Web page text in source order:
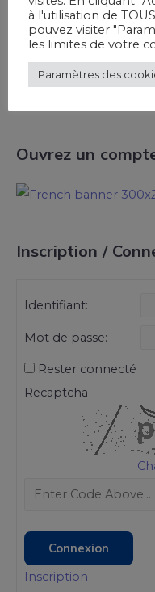
Ouvrez un
Inscription /
Identifiant:
Mot de passe:
Rester connecté
Recaptcha
Connexion
Inscription
à l'utilisation de
pouvez visiter
les limites de votre
Paramètres des